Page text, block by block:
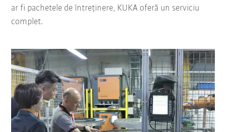
ar fi pachetele de întreținere, KUKA oferă un serviciu
complet.